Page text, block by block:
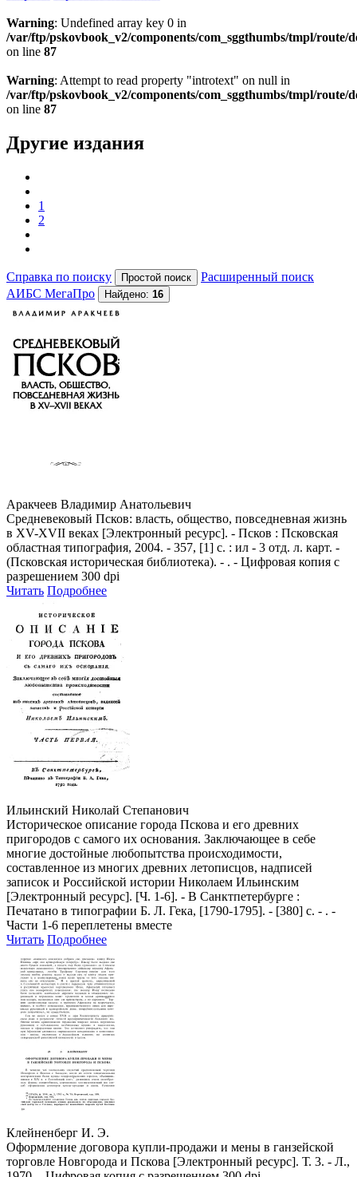
Warning: Undefined array key 0 in
/var/ftp/pskovbook_v2/components/com_sggthumbs/tmpl/route/
on line 87
Warning: Attempt to read property "introtext" on null in
/var/ftp/pskovbook_v2/components/com_sggthumbs/tmpl/route/
on line 87
Другие издания
1
2
Справка по поиску
Расширенный поиск
АИБС МегаПро
Найдено: 16
Аракчеев Владимир Анатольевич
Средневековый Псков: власть, общество, повседневная жизнь
в ХV-ХVII веках [Электронный ресурс]. - Псков : Псковская
областная типография, 2004. - 357, [1] с. : ил - 3 отд. л. карт. -
(Псковская историческая библиотека). - . - Цифровая копия с
разрешением 300 dpi
Читать Подробнее
Ильинский Николай Степанович
Историческое описание города Пскова и его древних
пригородов с самого их основания. Заключающее в себе
многие достойные любопытства происходимости,
составленное из многих древних летописцов, надписей
записок и Российской истории Николаем Ильинским
[Электронный ресурс]. [Ч. 1-6]. - В Санктпетербурге :
Печатано в типографии Б. Л. Гека, [1790-1795]. - [380] с. - . -
Части 1-6 переплетены вместе
Читать Подробнее
Клейненберг И. Э.
Оформление договора купли-продажи и мены в ганзейской
торговле Новгорода и Пскова [Электронный ресурс]. Т. 3. - Л.,